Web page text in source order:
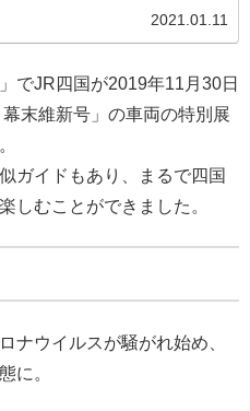
2021.01.11
でJR四国が2019年11月30日
末維新号」の車両の特別展
ガイドもあり、まるで四国
しむことができました。
ナウイルスが騒がれ始め、
に。